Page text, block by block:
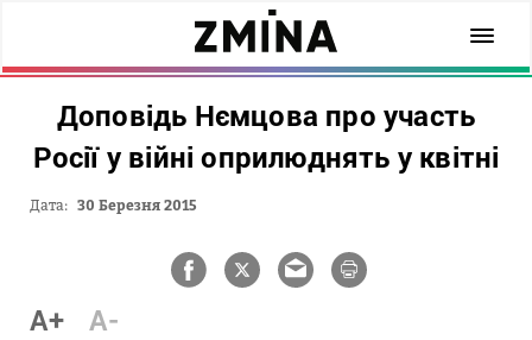
Доповідь Нємцова про участь
Росії у війні оприлюднять у квітні
Дата: 30 Березня 2015
A+ A-